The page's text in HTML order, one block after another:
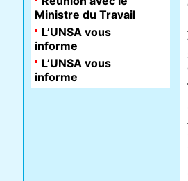
Ministre du Travail
L’UNSA vous
informe
L’UNSA vous
informe